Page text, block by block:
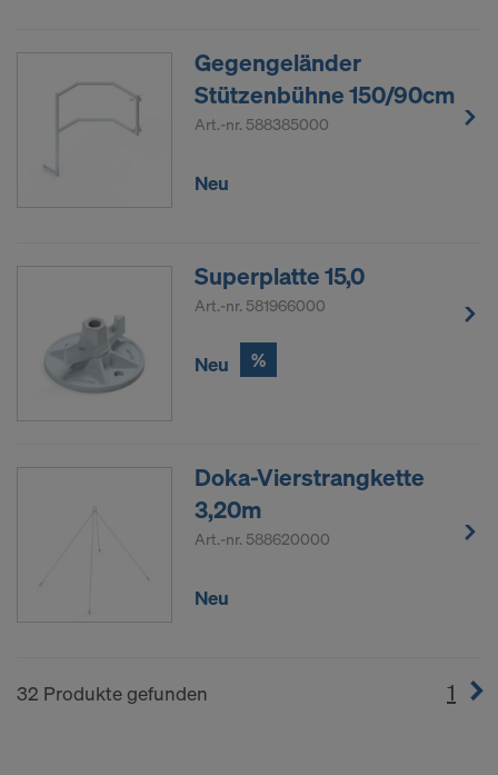
Gegengeländer
Stützenbühne 150/90cm
Art.-nr. 588385000
Neu
Superplatte 15,0
Art.-nr. 581966000
Neu %
Doka-Vierstrangkette
3,20m
Art.-nr. 588620000
Neu
32 Produkte gefunden 1